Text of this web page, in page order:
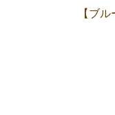
【ブ